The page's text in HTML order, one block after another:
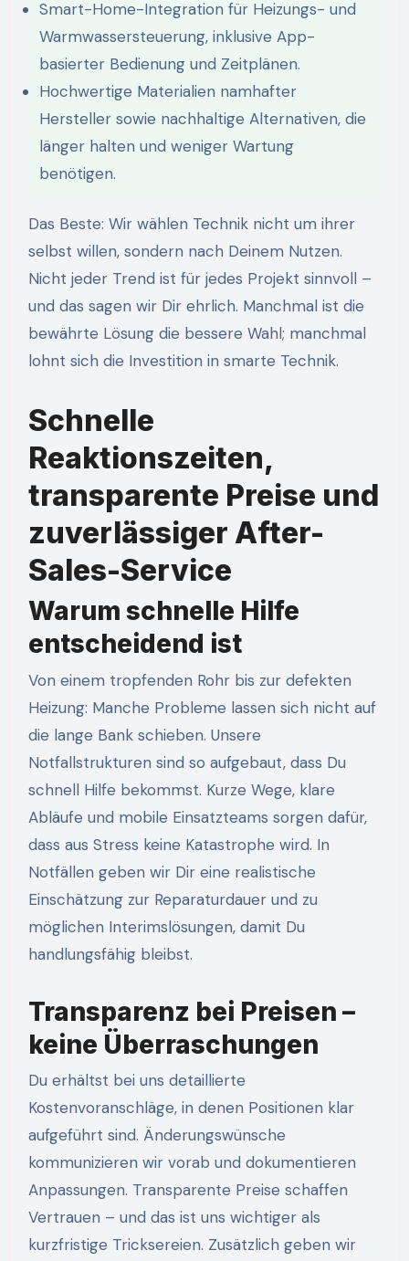
Smart-Home-Integration für Heizungs- und
Warmwassersteuerung, inklusive App-
basierter Bedienung und Zeitplänen.
Hochwertige Materialien namhafter
Hersteller sowie nachhaltige Alternativen, die
länger halten und weniger Wartung
benötigen.
Das Beste: Wir wählen Technik nicht um ihrer
selbst willen, sondern nach Deinem Nutzen.
Nicht jeder Trend ist für jedes Projekt sinnvoll –
und das sagen wir Dir ehrlich. Manchmal ist die
bewährte Lösung die bessere Wahl; manchmal
lohnt sich die Investition in smarte Technik.
Schnelle
Reaktionszeiten,
transparente Preise und
zuverlässiger After-
Sales-Service
Warum schnelle Hilfe
entscheidend ist
Von einem tropfenden Rohr bis zur defekten
Heizung: Manche Probleme lassen sich nicht auf
die lange Bank schieben. Unsere
Notfallstrukturen sind so aufgebaut, dass Du
schnell Hilfe bekommst. Kurze Wege, klare
Abläufe und mobile Einsatzteams sorgen dafür,
dass aus Stress keine Katastrophe wird. In
Notfällen geben wir Dir eine realistische
Einschätzung zur Reparaturdauer und zu
möglichen Interimslösungen, damit Du
handlungsfähig bleibst.
Transparenz bei Preisen –
keine Überraschungen
Du erhältst bei uns detaillierte
Kostenvoranschläge, in denen Positionen klar
aufgeführt sind. Änderungswünsche
kommunizieren wir vorab und dokumentieren
Anpassungen. Transparente Preise schaffen
Vertrauen – und das ist uns wichtiger als
kurzfristige Tricksereien. Zusätzlich geben wir